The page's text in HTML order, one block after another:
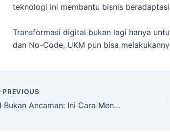
teknologi ini membantu bisnis
Transformasi digital bukan lagi hanya
dan No-Code, UKM pun bisa
PREVIOUS
AI Bukan Ancaman: Ini Cara Menggunakan AI untuk Produktivitas Bisnis